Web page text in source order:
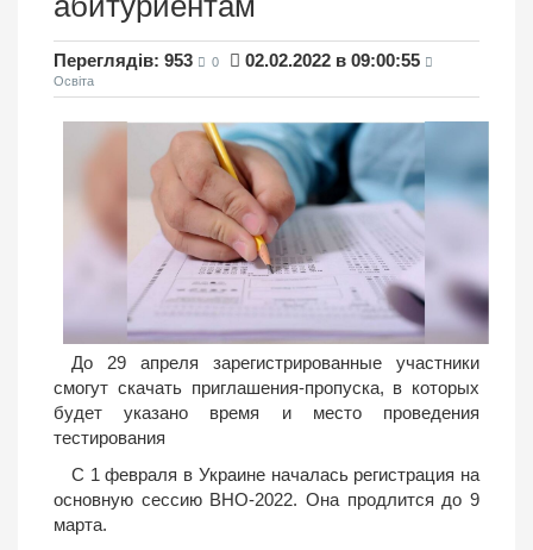
Переглядів: 953 0 02.02.2022 в 09:00:55
Освіта
До 29 апреля зарегистрированные участники
смогут скачать приглашения-пропуска, в которых
будет указано время и место проведения
тестирования
С 1 февраля в Украине началась регистрация на
основную сессию ВНО-2022. Она продлится до 9
марта.